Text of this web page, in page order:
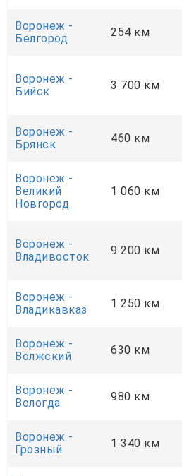
Воронеж -
Белгород
254 км
Воронеж -
Бийск
3 700 км
Воронеж -
Брянск
460 км
Воронеж -
Великий
Новгород
1 060 км
Воронеж -
Владивосток
9 200 км
Воронеж -
Владикавказ
1 250 км
Воронеж -
Волжский
630 км
Воронеж -
Вологда
980 км
Воронеж -
Грозный
1 340 км